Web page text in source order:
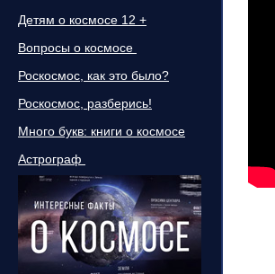
Детям о космосе 12 +
Вопросы о космосе
Роскосмос, как это было?
Роскосмос, разберись!
Много букв: книги о космосе
Астрограф